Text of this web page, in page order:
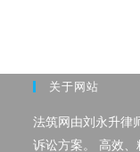
关于网站
法筑网由刘永升律
诉讼方案。 高效